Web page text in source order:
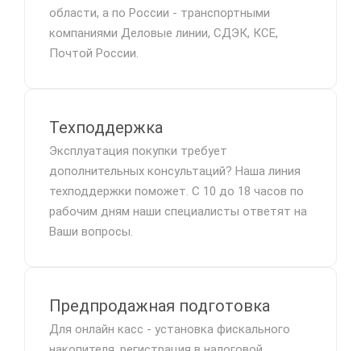
области, а по России - транспортными
компаниями Деловые линии, СДЭК, КСЕ,
Почтой России.
Техподдержка
Эксплуатация покупки требует
дополнительных консультаций? Наша линия
техподдержки поможет. С 10 до 18 часов по
рабочим дням наши специалисты ответят на
Ваши вопросы.
Предпродажная подготовка
Для онлайн касс - установка фискального